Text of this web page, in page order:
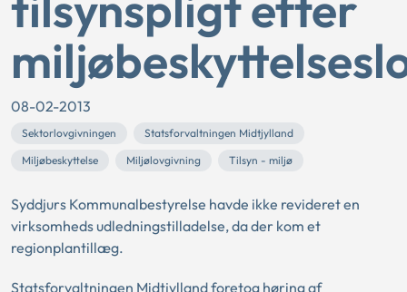
08-02-2013
Sektorlovgivningen
Statsforvaltningen Midtjylland
Miljøbeskyttelse
Miljølovgivning Tilsyn - miljø
Syddjurs Kommunalbestyrelse havde ikke revideret en
virksomheds udledningstilladelse, da der kom et
regionplantillæg.
Statsforvaltningen Midtjylland foretog høring af